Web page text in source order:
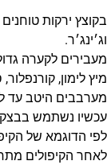
בקוצץ ירקות
וג׳ינג׳ר.
מעבירים לקערה
מיץ לימון,
מערבבים היטב עד
עכשיו נשתמש בבצק
לפי הדוגמא של
לאחר הקיפולים